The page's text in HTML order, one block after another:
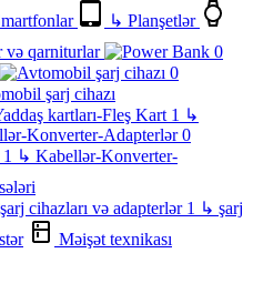
↳ Planşetlər
və qarniturlar
şarj cihazı
↳
↳ Kabellər-Konverter-
↳ şarj
Məişət texnikası